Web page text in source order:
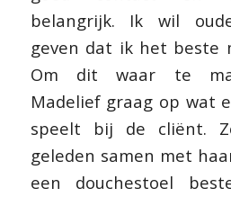
belangrijk. Ik wil
geven dat ik het beste
Om dit waar te
Madelief graag op wat
speelt bij de cliënt.
geleden samen met
een douchestoel